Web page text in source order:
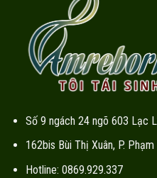
Số 9 ngách 24 ngõ 603 Lạc
162bis Bùi Thị Xuân, P.
Hotline: 0869.929.337